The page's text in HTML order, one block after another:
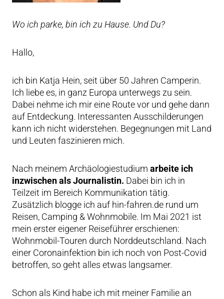
Wo ich parke, bin ich zu Hause. Und Du?
Hallo,
ich bin Katja Hein, seit über 50 Jahren Camperin.
Ich liebe es, in ganz Europa unterwegs zu sein.
Dabei nehme ich mir eine Route vor und gehe dann
auf Entdeckung. Interessanten Ausschilderungen
kann ich nicht widerstehen. Begegnungen mit Land
und Leuten faszinieren mich.
Nach meinem Archäologiestudium arbeite ich
inzwischen als Journalistin. Dabei bin ich in
Teilzeit im Bereich Kommunikation tätig.
Zusätzlich blogge ich auf hin-fahren.de rund um
Reisen, Camping & Wohnmobile. Im Mai 2021 ist
mein erster eigener Reiseführer erschienen:
Wohnmobil-Touren durch Norddeutschland. Nach
einer Coronainfektion bin ich noch von Post-Covid
betroffen, so geht alles etwas langsamer.
Schon als Kind habe ich mit meiner Familie an